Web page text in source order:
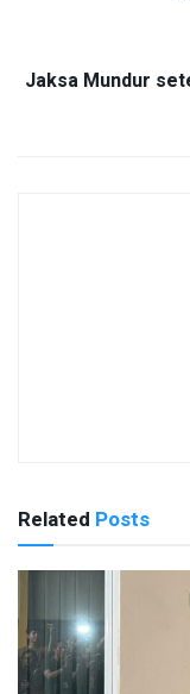
Jaksa Mundur
Related Posts